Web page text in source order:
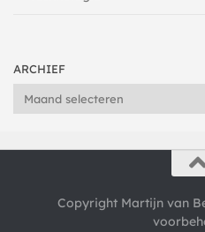
ARCHIEF
Archief
Copyright Martijn van